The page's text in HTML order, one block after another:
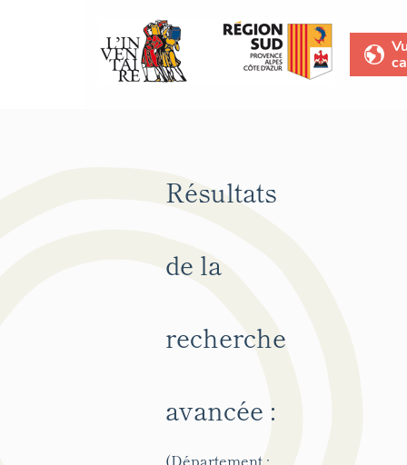
Résultats
de la
recherche
avancée :
(Département :